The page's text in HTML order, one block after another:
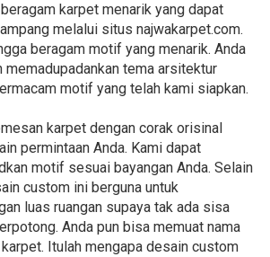
karpet menarik yang dapat
melalui situs najwakarpet.com.
beragam motif yang menarik. Anda
memadupadankan tema arsitektur
motif yang telah kami siapkan.
karpet dengan corak orisinal
permintaan Anda. Kami dapat
motif sesuai bayangan Anda. Selain
custom ini berguna untuk
luas ruangan supaya tak ada sisa
Anda pun bisa memuat nama
Itulah mengapa desain custom